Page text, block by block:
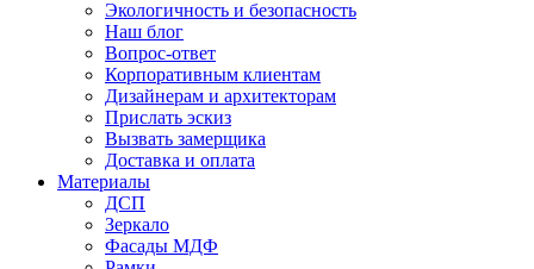
Экологичность и безопасность
Наш блог
Вопрос-ответ
Корпоративным клиентам
Дизайнерам и архитекторам
Прислать эскиз
Вызвать замерщика
Доставка и оплата
Материалы
ДСП
Зеркало
Фасады МДФ